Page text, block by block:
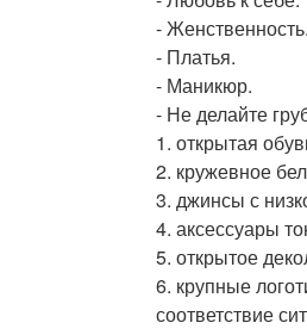
- Женственность.
- Платья.
- Маникюр.
- Не делайте
1. открытая
2. кружевное
3. джинсы с
4. аксессуары
5. открытое
6. крупные
соответствие